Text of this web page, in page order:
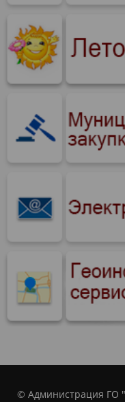
© Администрация ГО